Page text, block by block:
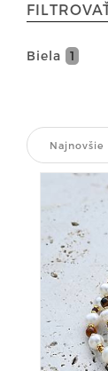
Biela 1
Najnovšie